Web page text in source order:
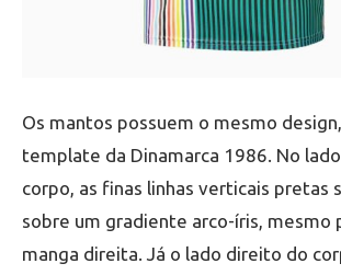
Os mantos possuem o mesmo
template da Dinamarca 1986. No
corpo, as finas linhas verticais pretas
sobre um gradiente arco-íris, mesmo
manga direita. Já o lado direito do